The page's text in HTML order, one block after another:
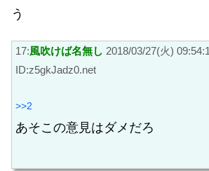
う
17:風吹けば名無し 2018/03/27(火)
ID:z5gkJadz0.net
>>2
あそこの意見はダメだろ